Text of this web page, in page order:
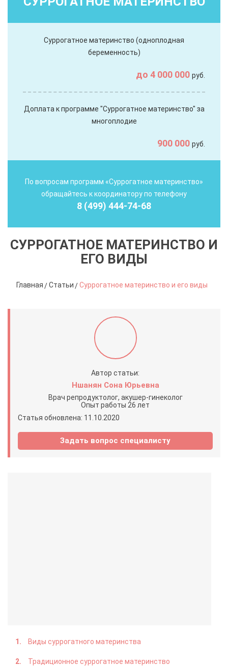
Суррогатное материнство (одноплодная
беременность)
до 4 000 000 руб.
Доплата к программе "Суррогатное материнство" за
многоплодие
900 000 руб.
По вопросам программ «Суррогатное материнство»
обращайтесь к координатору по телефону
8 (499) 444-74-68
СУРРОГАТНОЕ МАТЕРИНСТВО И
ЕГО ВИДЫ
Главная Статьи Суррогатное материнство и его виды
Автор статьи:
Ншанян Сона Юрьевна
Врач репродуктолог, акушер-гинеколог
Опыт работы 26 лет
Статья обновлена: 11.10.2020
Задать вопрос специалисту
Виды суррогатного материнства
Традиционное суррогатное материнство